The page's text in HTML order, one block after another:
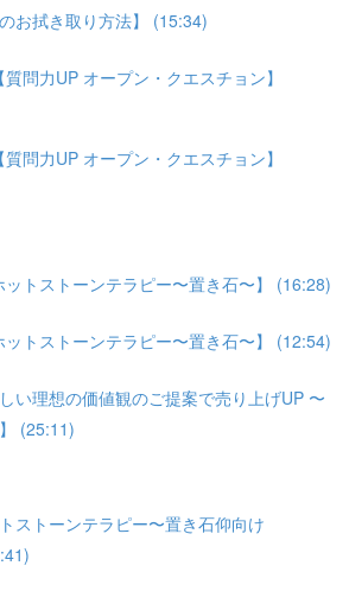
お拭き取り方法】 (15:34)
問力UP オープン・クエスチョン】
問力UP オープン・クエスチョン】
トストーンテラピー〜置き石〜】 (16:28)
トストーンテラピー〜置き石〜】 (12:54)
い理想の価値観のご提案で売り上げUP 〜
(25:11)
ストーンテラピー〜置き石仰向け